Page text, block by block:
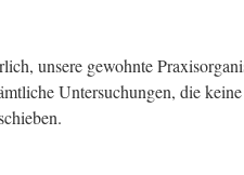
unsere gewohnte
Untersuchungen, die